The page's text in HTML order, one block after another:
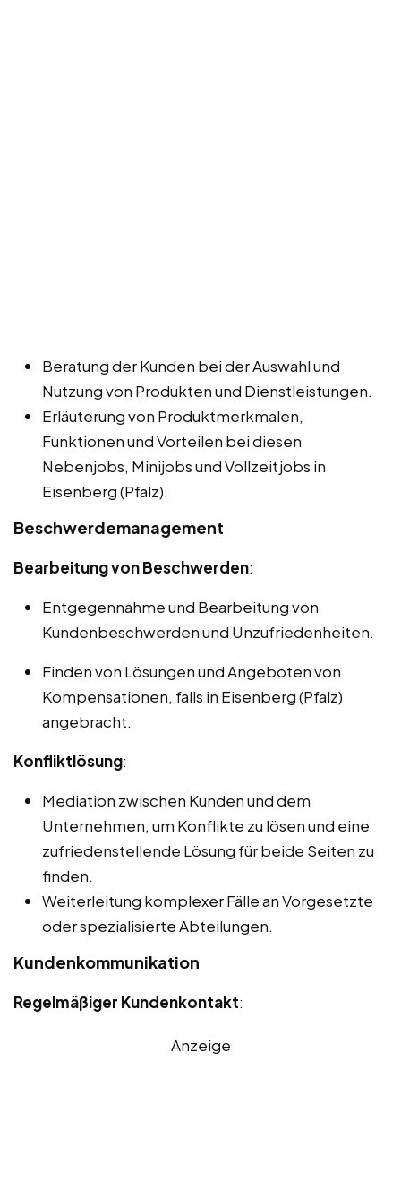
Beratung der Kunden bei der Auswahl und
Nutzung von Produkten und Dienstleistungen.
Erläuterung von Produktmerkmalen,
Funktionen und Vorteilen bei diesen
Nebenjobs, Minijobs und Vollzeitjobs in
Eisenberg (Pfalz).
Beschwerdemanagement
Bearbeitung von Beschwerden:
Entgegennahme und Bearbeitung von
Kundenbeschwerden und Unzufriedenheiten.
Finden von Lösungen und Angeboten von
Kompensationen, falls in Eisenberg (Pfalz)
angebracht.
Konfliktlösung:
Mediation zwischen Kunden und dem
Unternehmen, um Konflikte zu lösen und eine
zufriedenstellende Lösung für beide Seiten zu
finden.
Weiterleitung komplexer Fälle an Vorgesetzte
oder spezialisierte Abteilungen.
Kundenkommunikation
Regelmäßiger Kundenkontakt:
Anzeige